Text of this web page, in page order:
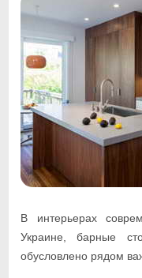
В интерьерах
Украине, барные
обусловлено рядом